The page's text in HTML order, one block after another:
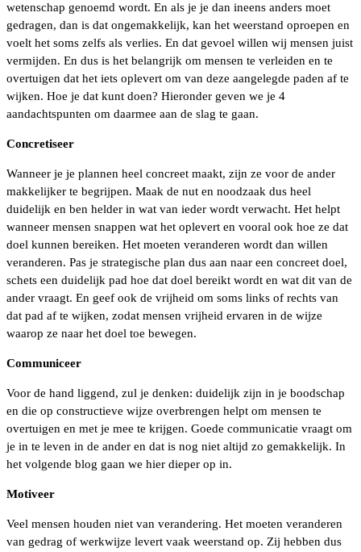
wetenschap genoemd wordt. En als je je dan ineens anders moet
gedragen, dan is dat ongemakkelijk, kan het weerstand oproepen en
voelt het soms zelfs als verlies. En dat gevoel willen wij mensen juist
vermijden. En dus is het belangrijk om mensen te verleiden en te
overtuigen dat het iets oplevert om van deze aangelegde paden af te
wijken. Hoe je dat kunt doen? Hieronder geven we je 4
aandachtspunten om daarmee aan de slag te gaan.
Concretiseer
Wanneer je je plannen heel concreet maakt, zijn ze voor de ander
makkelijker te begrijpen. Maak de nut en noodzaak dus heel
duidelijk en ben helder in wat van ieder wordt verwacht. Het helpt
wanneer mensen snappen wat het oplevert en vooral ook hoe ze dat
doel kunnen bereiken. Het moeten veranderen wordt dan willen
veranderen. Pas je strategische plan dus aan naar een concreet doel,
schets een duidelijk pad hoe dat doel bereikt wordt en wat dit van de
ander vraagt. En geef ook de vrijheid om soms links of rechts van
dat pad af te wijken, zodat mensen vrijheid ervaren in de wijze
waarop ze naar het doel toe bewegen.
Communiceer
Voor de hand liggend, zul je denken: duidelijk zijn in je boodschap
en die op constructieve wijze overbrengen helpt om mensen te
overtuigen en met je mee te krijgen. Goede communicatie vraagt om
je in te leven in de ander en dat is nog niet altijd zo gemakkelijk. In
het volgende blog gaan we hier dieper op in.
Motiveer
Veel mensen houden niet van verandering. Het moeten veranderen
van gedrag of werkwijze levert vaak weerstand op. Zij hebben dus